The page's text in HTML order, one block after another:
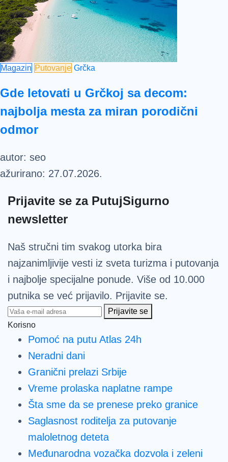
Magazin Putovanje Grčka
Gde letovati u Grčkoj sa decom:
najbolja mesta za miran porodični
odmor
autor: seo
ažurirano: 27.07.2026.
Prijavite se za PutujSigurno
newsletter
Naš stručni tim svakog utorka bira
najzanimljivije vesti iz sveta turizma i putovanja
i najbolje specijalne ponude. Više od 10.000
putnika se već prijavilo. Prijavite se.
Prijavite se
Korisno
Pomoć na putu Atlas 24h
Neradni dani
Granični prelazi Srbije
Vreme prolaska naplatne rampe
Šta sme da se prenese preko granice
Saglasnost roditelja za putovanje
maloletnog deteta
Međunarodna vozačka dozvola i zeleni